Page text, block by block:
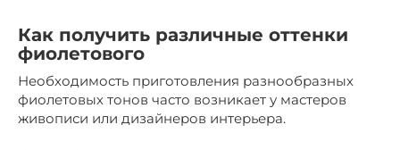
Как получить различные оттенки
фиолетового
Необходимость приготовления разнообразных
фиолетовых тонов часто возникает у мастеров
живописи или дизайнеров интерьера.